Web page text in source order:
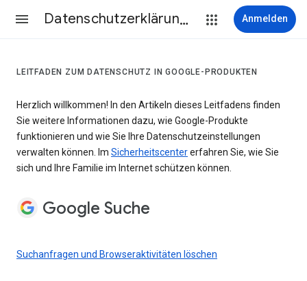
Datenschutzerklärung & Nutzungsbedingungen Anmelden
LEITFADEN ZUM DATENSCHUTZ IN GOOGLE-PRODUKTEN
Herzlich willkommen! In den Artikeln dieses Leitfadens finden
Sie weitere Informationen dazu, wie Google-Produkte
funktionieren und wie Sie Ihre Datenschutzeinstellungen
verwalten können. Im Sicherheitscentererfahren Sie, wie Sie
sich und Ihre Familie im Internet schützen können.
Google Suche
Suchanfragen und Browseraktivitäten löschen